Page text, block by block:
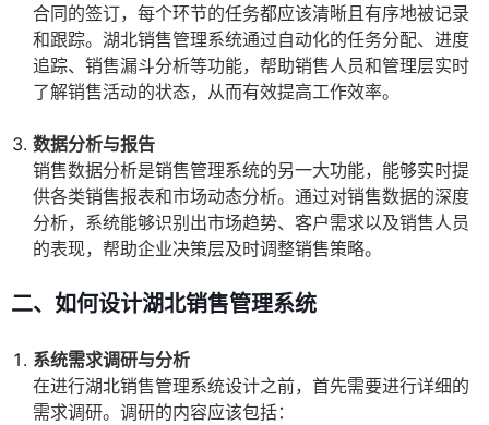
合同的签订，每个环节的任务都应该清晰且有序地被记录
和跟踪。湖北销售管理系统通过自动化的任务分配、进度
追踪、销售漏斗分析等功能，帮助销售人员和管理层实时
了解销售活动的状态，从而有效提高工作效率。
数据分析与报告
销售数据分析是销售管理系统的另一大功能，能够实时提
供各类销售报表和市场动态分析。通过对销售数据的深度
分析，系统能够识别出市场趋势、客户需求以及销售人员
的表现，帮助企业决策层及时调整销售策略。
二、如何设计湖北销售管理系统
系统需求调研与分析
在进行湖北销售管理系统设计之前，首先需要进行详细的
需求调研。调研的内容应该包括：